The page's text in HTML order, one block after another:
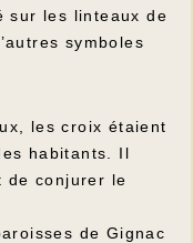
sur les linteaux de
symboles
les croix étaient
habitants. Il
de conjurer le
de Gignac